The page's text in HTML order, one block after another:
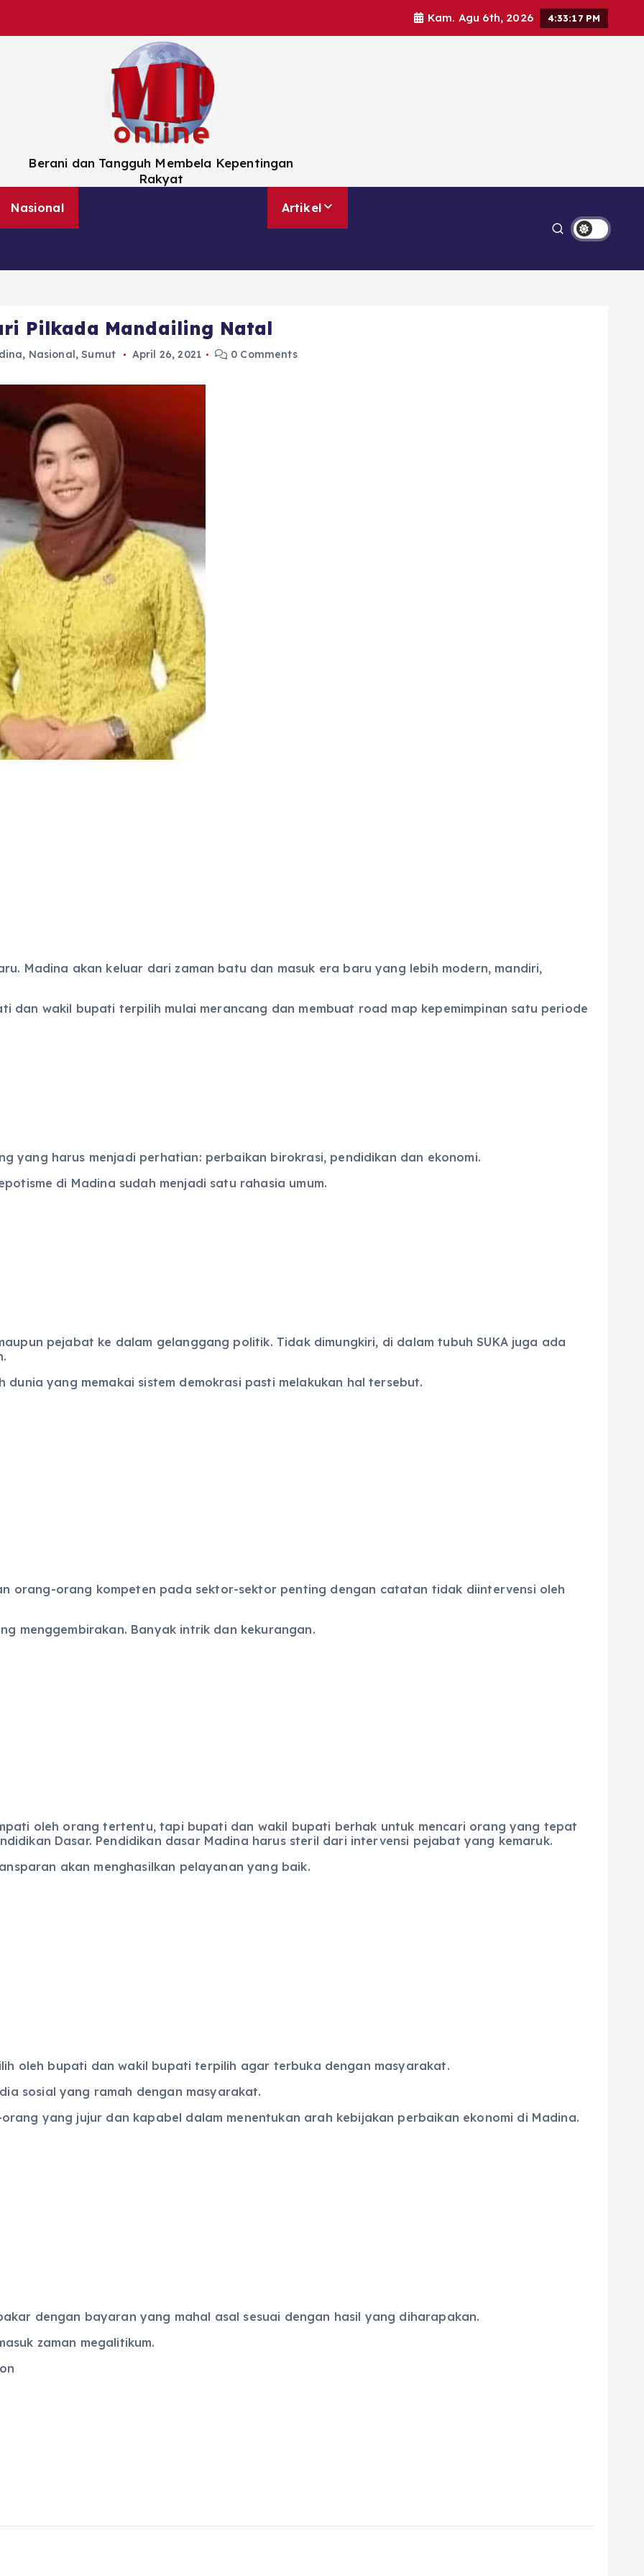
Kam. Agu 6th, 2026 4:33:18 PM
Berani dan Tangguh Membela Kepentingan
Rakyat
Nasional Artikel
Pilkada Mandailing Natal
, Nasional,Sumut April 26, 2021 0 Comments
Madina akan keluar dari zaman batu dan masuk era baru yang lebih modern, mandiri,
dan wakil bupati terpilih mulai merancang dan membuat road map kepemimpinan satu periode
yang harus menjadi perhatian: perbaikan birokrasi, pendidikan dan ekonomi.
di Madina sudah menjadi satu rahasia umum.
pejabat ke dalam gelanggang politik. Tidak dimungkiri, di dalam tubuh SUKA juga ada
yang memakai sistem demokrasi pasti melakukan hal tersebut.
orang-orang kompeten pada sektor-sektor penting dengan catatan tidak diintervensi oleh
menggembirakan. Banyak intrik dan kekurangan.
oleh orang tertentu, tapi bupati dan wakil bupati berhak untuk mencari orang yang tepat
Dasar. Pendidikan dasar Madina harus steril dari intervensi pejabat yang kemaruk.
akan menghasilkan pelayanan yang baik.
oleh bupati dan wakil bupati terpilih agar terbuka dengan masyarakat.
sosial yang ramah dengan masyarakat.
yang jujur dan kapabel dalam menentukan arah kebijakan perbaikan ekonomi di Madina.
dengan bayaran yang mahal asal sesuai dengan hasil yang diharapakan.
zaman megalitikum.